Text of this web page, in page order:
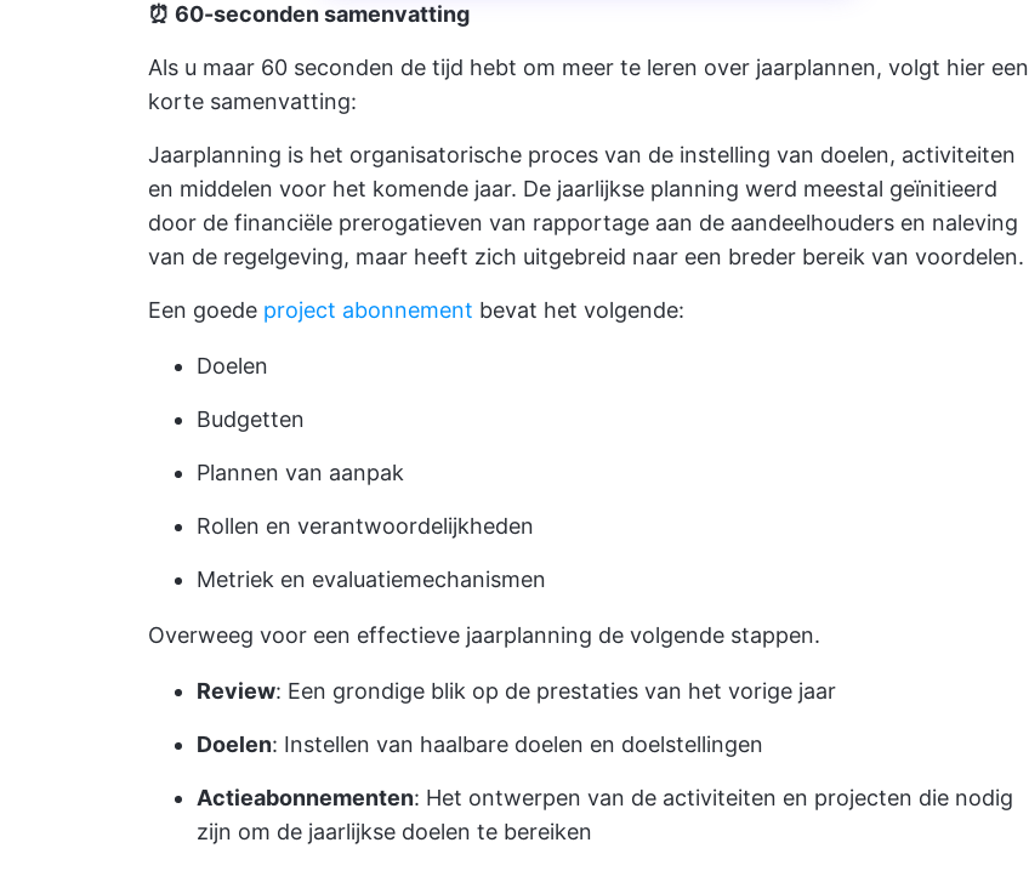
⏰ 60-seconden samenvatting
Als u maar 60 seconden de tijd hebt om meer te leren over jaarplannen, volgt hier een
korte samenvatting:
Jaarplanning is het organisatorische proces van de instelling van doelen, activiteiten
en middelen voor het komende jaar. De jaarlijkse planning werd meestal geïnitieerd
door de financiële prerogatieven van rapportage aan de aandeelhouders en naleving
van de regelgeving, maar heeft zich uitgebreid naar een breder bereik van voordelen.
Een goede project abonnement bevat het volgende:
Doelen
Budgetten
Plannen van aanpak
Rollen en verantwoordelijkheden
Metriek en evaluatiemechanismen
Overweeg voor een effectieve jaarplanning de volgende stappen.
Review: Een grondige blik op de prestaties van het vorige jaar
Doelen: Instellen van haalbare doelen en doelstellingen
Actieabonnementen: Het ontwerpen van de activiteiten en projecten die nodig
zijn om de jaarlijkse doelen te bereiken